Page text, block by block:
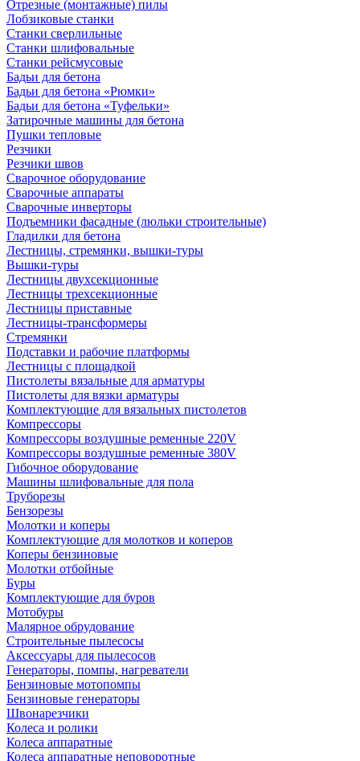
Отрезные (монтажные) пилы
Лобзиковые станки
Станки сверлильные
Станки шлифовальные
Станки рейсмусовые
Бадьи для бетона
Бадьи для бетона «Рюмки»
Бадьи для бетона «Туфельки»
Затирочные машины для бетона
Пушки тепловые
Резчики
Резчики швов
Сварочное оборудование
Сварочные аппараты
Сварочные инверторы
Подъемники фасадные (люльки строительные)
Гладилки для бетона
Лестницы, стремянки, вышки-туры
Вышки-туры
Лестницы двухсекционные
Лестницы трехсекционные
Лестницы приставные
Лестницы-трансформеры
Стремянки
Подставки и рабочие платформы
Лестницы с площадкой
Пистолеты вязальные для арматуры
Пистолеты для вязки арматуры
Комплектующие для вязальных пистолетов
Компрессоры
Компрессоры воздушные ременные 220V
Компрессоры воздушные ременные 380V
Гибочное оборудование
Машины шлифовальные для пола
Труборезы
Бензорезы
Молотки и коперы
Комплектующие для молотков и коперов
Коперы бензиновые
Молотки отбойные
Буры
Комплектующие для буров
Мотобуры
Малярное обрудование
Строительные пылесосы
Аксессуары для пылесосов
Генераторы, помпы, нагреватели
Бензиновые мотопомпы
Бензиновые генераторы
Швонарезчики
Колеса и ролики
Колеса аппаратные
Колеса аппаратные неповоротные